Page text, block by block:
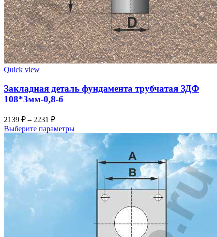
Quick view
Закладная деталь фундамента трубчатая ЗДФ
108*3мм-0,8-б
2139 ₽ – 2231 ₽
Выберите параметры